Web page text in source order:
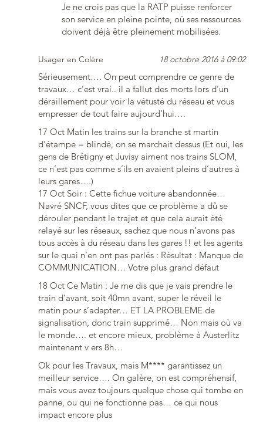
Je ne crois pas que la RATP puisse renforcer
son service en pleine pointe, où ses ressources
doivent déjà être pleinement mobilisées.
Usager en Colère 18 octobre 2016 à 09:02
Sérieusement…. On peut comprendre ce genre de
travaux… c’est vrai.. il a fallut des morts lors d’un
déraillement pour voir la vétusté du réseau et vous
empresser de tout faire aujourd’hui….
17 Oct Matin les trains sur la branche st martin
d’étampe = blindé, on se marchait dessus (Et oui, les
gens de Brétigny et Juvisy aiment nos trains SLOM,
ce n’est pas comme s’ils en avaient pleins d’autres à
leurs gares….)
17 Oct Soir : Cette fichue voiture abandonnée…
Navré SNCF, vous dites que ce problème a dû se
dérouler pendant le trajet et que cela aurait été
relayé sur les réseaux, sachez que nous n’avons pas
tous accès à du réseau dans les gares !! et les agents
sur le quai n’en ont pas parlés : Résultat : Manque de
COMMUNICATION… Votre plus grand défaut
18 Oct Ce Matin : Je me dis que je vais prendre le
train d’avant, soit 40mn avant, super le réveil le
matin pour s’adapter… ET LA PROBLEME de
signalisation, donc train supprimé… Non mais où va
le monde…. et encore mieux, problème à Austerlitz
maintenant v ers 8h…
Ok pour les Travaux, mais M**** garantissez un
meilleur service…. On galère, on est compréhensif,
mais vous avez toujours quelque chose qui tombe en
panne, ou qui ne fonctionne pas… ce qui nous
impact encore plus